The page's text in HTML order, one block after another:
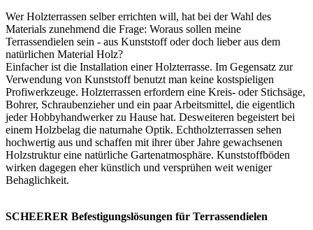
Wer Holzterrassen selber errichten will, hat bei der Wahl des
Materials zunehmend die Frage: Woraus sollen meine
Terrassendielen sein - aus Kunststoff oder doch lieber aus dem
natürlichen Material Holz?
Einfacher ist die Installation einer Holzterrasse. Im Gegensatz zur
Verwendung von Kunststoff benutzt man keine kostspieligen
Profiwerkzeuge. Holzterrassen erfordern eine Kreis- oder Stichsäge,
Bohrer, Schraubenzieher und ein paar Arbeitsmittel, die eigentlich
jeder Hobbyhandwerker zu Hause hat. Desweiteren begeistert bei
einem Holzbelag die naturnahe Optik. Echtholzterrassen sehen
hochwertig aus und schaffen mit ihrer über Jahre gewachsenen
Holzstruktur eine natürliche Gartenatmosphäre. Kunststoffböden
wirken dagegen eher künstlich und versprühen weit weniger
Behaglichkeit.
SCHEERER Befestigungslösungen für Terrassendielen